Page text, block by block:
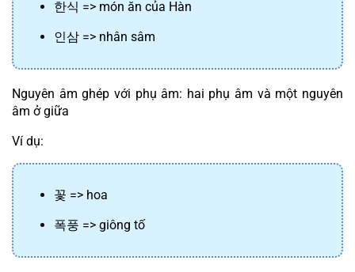
한식 => món ăn của Hàn
인삼 => nhân sâm
Nguyên âm ghép với phụ âm: hai phụ âm và một nguyên
âm ở giữa
Ví dụ:
꽃 => hoa
폭풍 => giông tố